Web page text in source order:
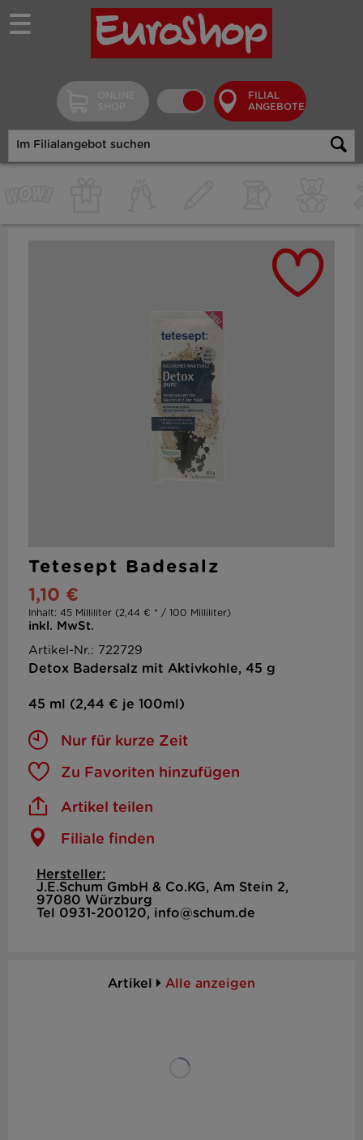
FILIAL
ANGEBOTE
Tetesept Badesalz
1,10 €
Inhalt: 45 Milliliter (2,44 € * / 100 Milliliter)
inkl. MwSt.
Artikel-Nr.: 722729
Detox Badersalz mit Aktivkohle, 45 g
45 ml (2,44 € je 100ml)
Nur für kurze Zeit
Zu Favoriten hinzufügen
Artikel teilen
Filiale finden
Hersteller:
J.E.Schum GmbH & Co.KG, Am Stein 2,
97080 Würzburg
Tel 0931-200120, info@schum.de
Artikel Alle anzeigen